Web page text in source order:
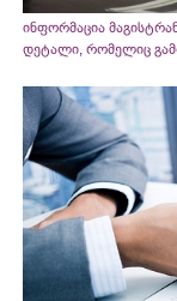
ინფორმაცია
დეტალი, რომელიც